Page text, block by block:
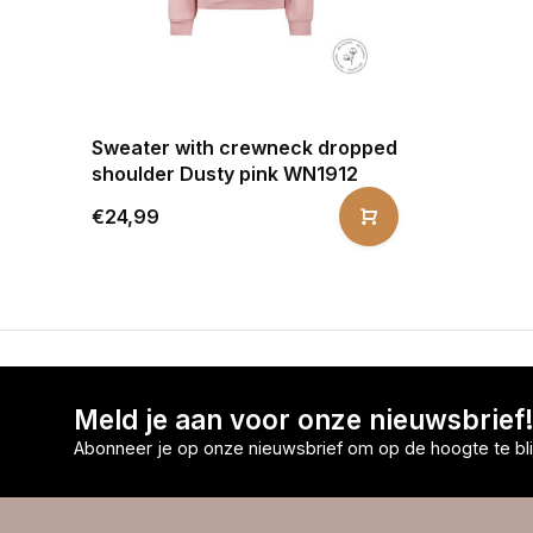
Sweater with crewneck dropped
shoulder Dusty pink WN1912
€24,99
Meld je aan voor onze nieuwsbrief!
Abonneer je op onze nieuwsbrief om op de hoogte te